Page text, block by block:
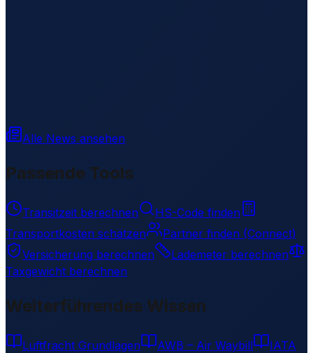
Alle News ansehen
Passende Tools
Transitzeit berechnen
HS-Code finden
Transportkosten schätzen
Partner finden (Connect)
Versicherung berechnen
Lademeter berechnen
Taxgewicht berechnen
Weiterführendes Wissen
Luftfracht Grundlagen AWB – Air Waybill IATA